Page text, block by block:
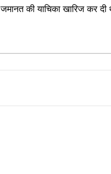
की याचिका खारिज कर